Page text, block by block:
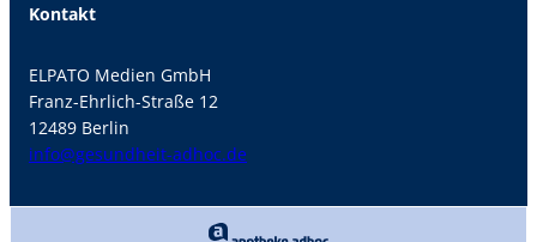
Kontakt
ELPATO Medien GmbH
Franz-Ehrlich-Straße 12
12489 Berlin
info@gesundheit-adhoc.de